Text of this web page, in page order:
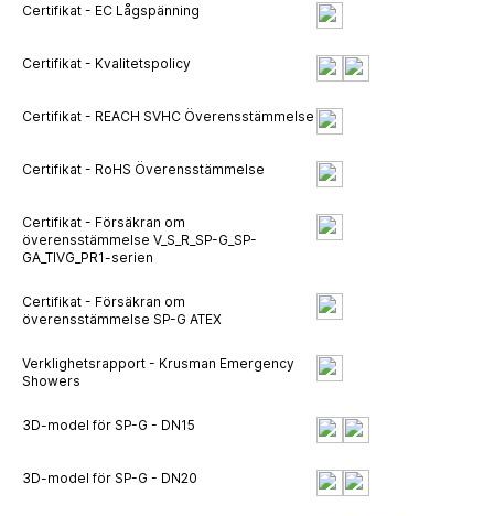
Certifikat - EC Lågspänning
Certifikat - Kvalitetspolicy
Certifikat - REACH SVHC Överensstämmelse
Certifikat - RoHS Överensstämmelse
Certifikat - Försäkran om
överensstämmelse V_S_R_SP-G_SP-
GA_TIVG_PR1-serien
Certifikat - Försäkran om
överensstämmelse SP-G ATEX
Verklighetsrapport - Krusman Emergency
Showers
3D-model för SP-G - DN15
3D-model för SP-G - DN20